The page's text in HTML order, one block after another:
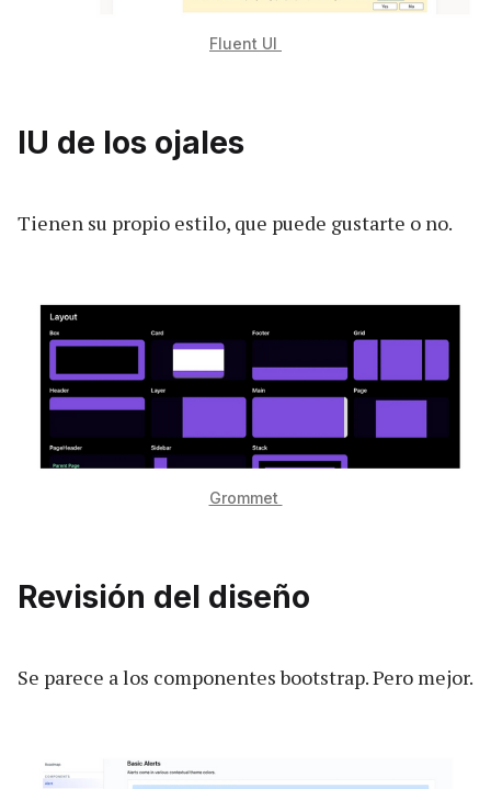
Fluent UI
IU de los ojales
Tienen su propio estilo, que puede gustarte o no.
Grommet
Revisión del diseño
Se parece a los componentes bootstrap. Pero mejor.